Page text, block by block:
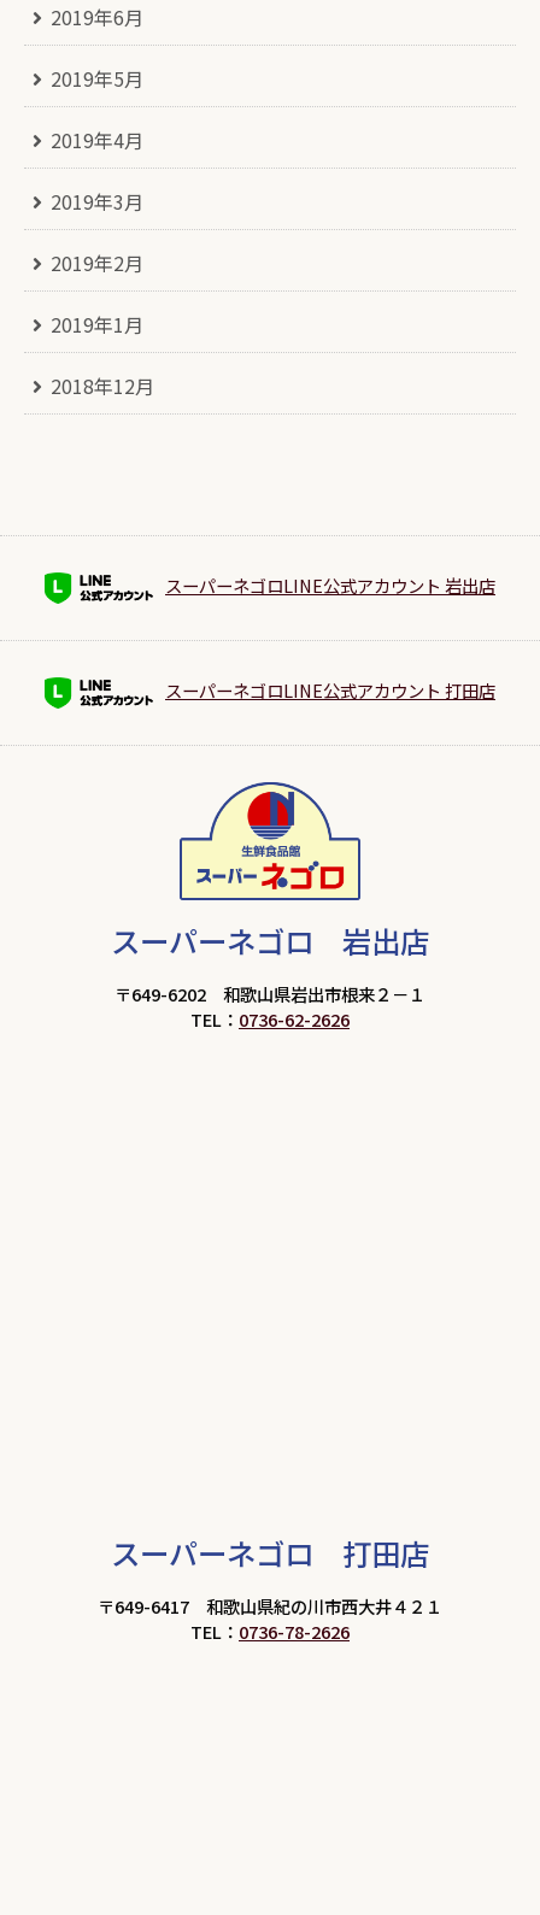
2019年6月
2019年5月
2019年4月
2019年3月
2019年2月
2019年1月
2018年12月
スーパーネゴロLINE公式アカウント 岩出店
スーパーネゴロLINE公式アカウント 打田店
スーパーネゴロ 岩出店
〒649-6202 和歌山県岩出市根来２－１
TEL： 0736-62-2626
スーパーネゴロ 打田店
〒649-6417 和歌山県紀の川市西大井４２１
TEL： 0736-78-2626